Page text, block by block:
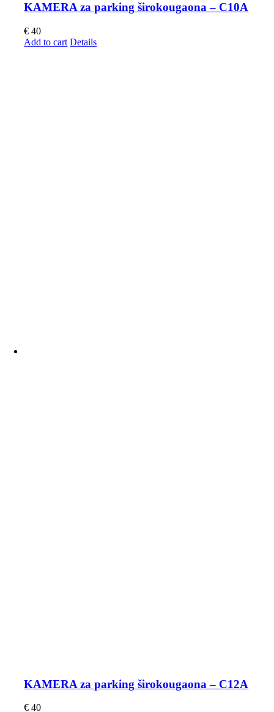
KAMERA za parking širokougaona – C10A
€ 40
Add to cart Details
KAMERA za parking širokougaona – C12A
€ 40